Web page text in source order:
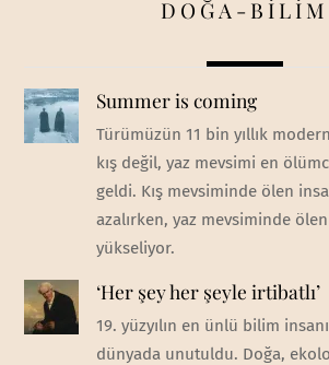
DOĞA-BİLİM
Summer is coming
Türümüzün 11 bin yıllık
kış değil, yaz mevsimi en
geldi. Kış mevsiminde ölen
azalırken, yaz mevsiminde ölen
yükseliyor.
‘Her şey her şeyle irtibatlı’
19. yüzyılın en ünlü bilim
dünyada unutuldu. Doğa,